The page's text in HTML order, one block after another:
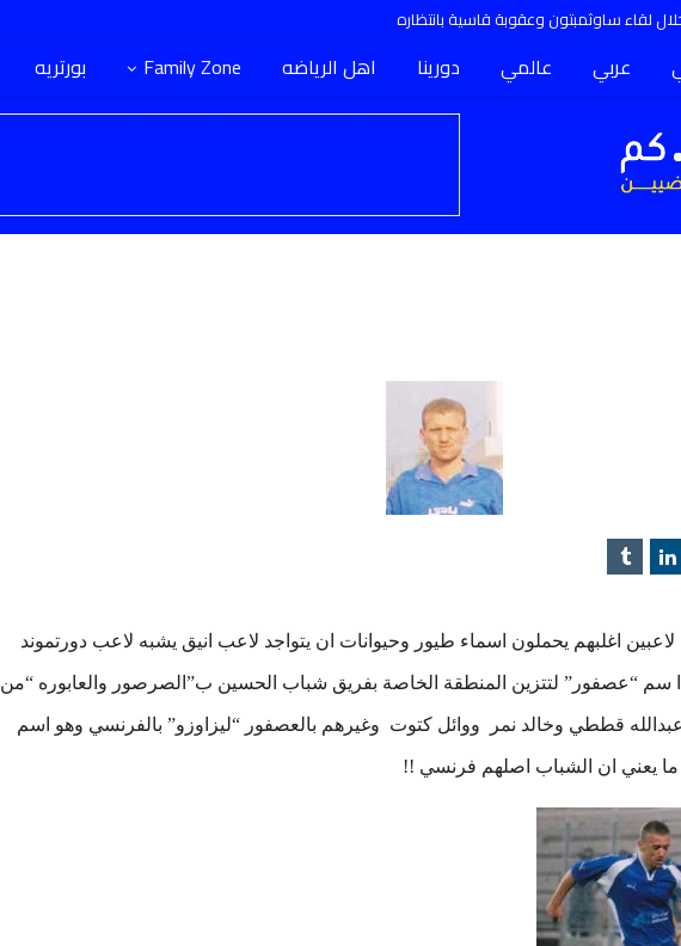
لقاء ساوثمبتون وعقوبة قاسية بانتظاره
عربي عالمي دورينا اهل الرياضه Family Zone بورتريه
لاعبين اغلبهم يحملون اسماء طيور وحيوانات ان يتواجد لاعب انيق يشبه لاعب دورتموند
سم “عصفور” لتتزين المنطقة الخاصة بفريق شباب الحسين ب”الصرصور والعابوره “من
قططي وخالد نمر ووائل كتوت وغيرهم بالعصفور “ليزاوزو” بالفرنسي وهو اسم
ما يعني ان الشباب اصلهم فرنسي !!